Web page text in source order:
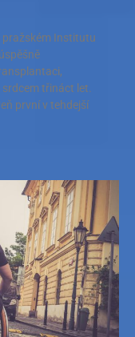
pražském Institutu
třináct let.
první v tehdejší